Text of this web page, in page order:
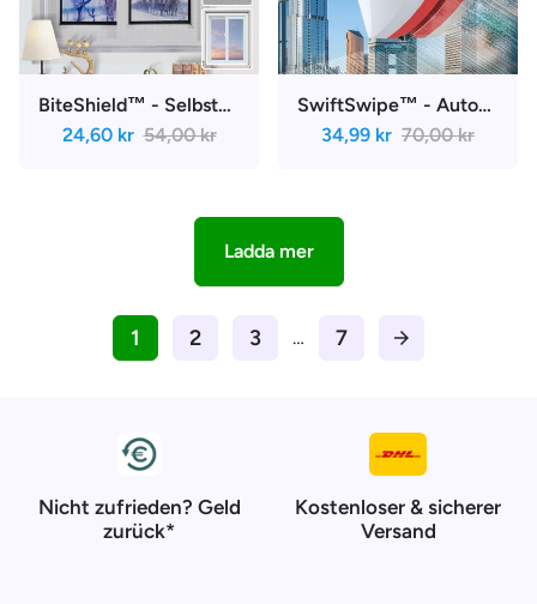
BiteShield™ - Selbstklebender Anti-Mücken-Fensterschutz | 1+1 Gratis
24,60 kr 54,00 kr
SwiftSwipe™ - Automatischer Scheibenwischer mit Wasserentladung | 50% Rabatt
34,99 kr 70,00 kr
Ladda mer
1 2 3 … 7 arrow_forward
Nicht zufrieden? Geld
zurück*
Kostenloser & sicherer
Versand